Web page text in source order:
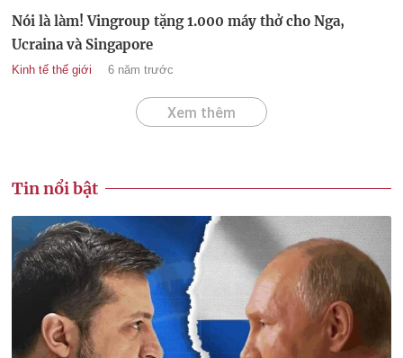
Nói là làm! Vingroup tặng 1.000 máy thở cho Nga,
Ucraina và Singapore
Kinh tế thế giới 6 năm trước
Xem thêm
Tin nổi bật